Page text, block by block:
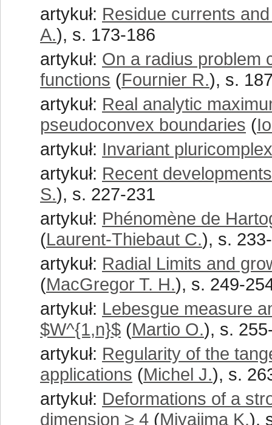
artykuł: Residue currents
A.), s. 173-186
artykuł: On a radius problem
functions (Fournier R.), s.
artykuł: Real analytic
pseudoconvex boundaries (
artykuł: Invariant
artykuł: Recent
S.), s. 227-231
artykuł: Phénomène de
(Laurent-Thiebaut C.), s.
artykuł: Radial Limits and
(MacGregor T. H.), s. 249-
artykuł: Lebesgue measure
$W^{1,n}$ (Martio O.), s.
artykuł: Regularity of the
applications (Michel J.), s.
artykuł: Deformations of a
dimension ≥ 4 (Miyajima K.),